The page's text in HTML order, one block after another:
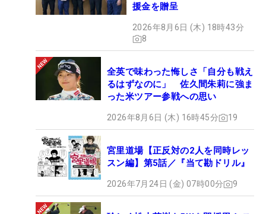
援金を贈呈
2026年8月6日 (木) 18時43分
8
全英で味わった悔しさ「自分も戦え
るはずなのに」 佐久間朱莉に強ま
った米ツアー参戦への思い
2026年8月6日 (木) 16時45分 19
宮里道場【正反対の2人を同時レッ
スン編】第5話／『当て勘ドリル』
2026年7月24日 (金) 07時00分 9